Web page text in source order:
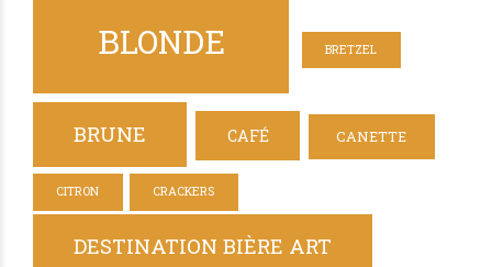
BLONDE BRETZEL
BRUNE CAFÉ CANETTE
CITRON CRACKERS
DESTINATION BIÈRE ART